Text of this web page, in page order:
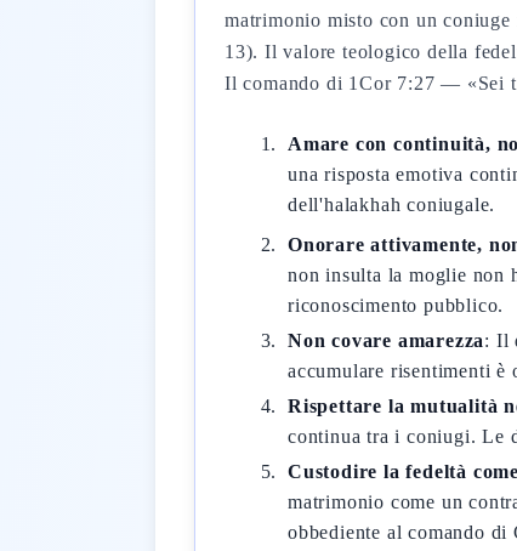
matrimonio misto con un
13). Il valore teologico della
Il comando di 1Cor 7:27 — «Sei
Amare con continuità,
una risposta emotiva
dell'halakhah coniugale.
Onorare attivamente,
non insulta la moglie non
riconoscimento pubblico.
Non covare amarezza: Il
accumulare risentimenti è
Rispettare la mutualità
continua tra i coniugi. Le
Custodire la fedeltà
matrimonio come un
obbediente al comando di